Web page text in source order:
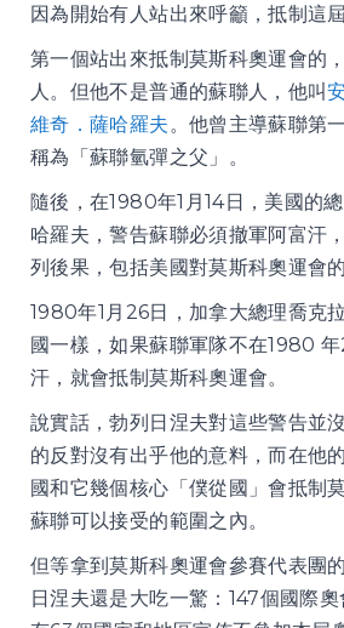
因為開始有人站出來呼籲，抵制這屆
第一個站出來抵制莫斯科奧運會的
人。但他不是普通的蘇聯人，他叫
維奇．薩哈羅夫 。他曾主導蘇聯第
稱為「蘇聯氫彈之父」。
隨後，在1980年1月14日，美國的
哈羅夫，警告蘇聯必須撤軍阿富汗
列後果，包括美國對莫斯科奧運會的
1980年1月26日，加拿大總理喬克
國一樣，如果蘇聯軍隊不在1980
汗，就會抵制莫斯科奧運會。
說實話，勃列日涅夫對這些警告並
的反對沒有出乎他的意料，而在他
國和它幾個核心「僕從國」會抵制
蘇聯可以接受的範圍之內。
但等拿到莫斯科奧運會參賽代表團
日涅夫還是大吃一驚：147個國際奧